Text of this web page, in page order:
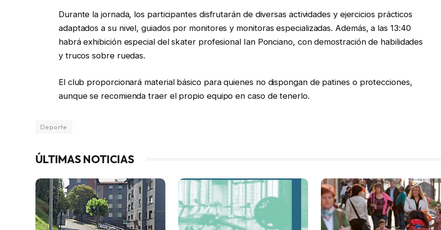
Durante la jornada, los participantes disfrutarán de diversas actividades y ejercicios prácticos
adaptados a su nivel, guiados por monitores y monitoras especializadas. Además, a las 13:40
habrá exhibición especial del skater profesional Ian Ponciano, con demostración de habilidades
y trucos sobre ruedas.
El club proporcionará material básico para quienes no dispongan de patines o protecciones,
aunque se recomienda traer el propio equipo en caso de tenerlo.
Deporte
ÚLTIMAS NOTICIAS